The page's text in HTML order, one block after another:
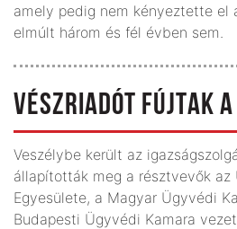
amely pedig nem kényeztette el
elmúlt három és fél évben sem.
VÉSZRIADÓT FÚJTAK
Veszélybe került az
állapították meg a résztvevők az
Egyesülete, a Magyar Ügyvédi
Budapesti Ügyvédi Kamara